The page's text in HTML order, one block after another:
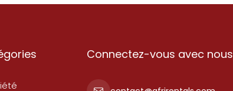
Connectez-vous avec nous